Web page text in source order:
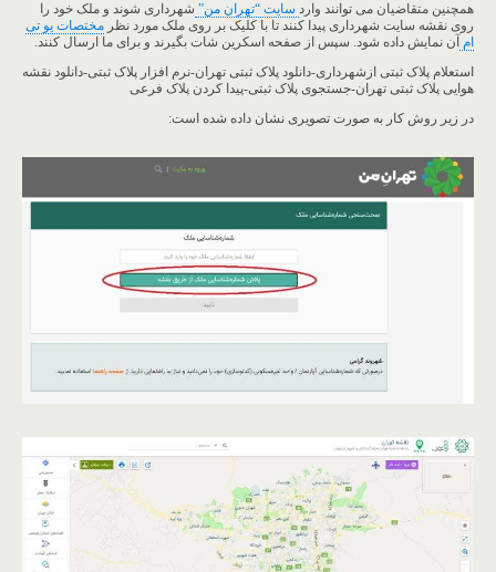
همچنین متقاضیان می توانند وارد سایت “تهران من” شهرداری شوند و ملک خود را
روی نقشه سایت شهرداری پیدا کنند تا با کلیک بر روی ملک مورد نظر مختصات یو تی
ام آن نمایش داده شود. سپس از صفحه اسکرین شات بگیرند و برای ما ارسال کنند.
استعلام پلاک ثبتی ازشهرداری-دانلود پلاک ثبتی تهران-نرم افزار پلاک ثبتی-دانلود نقشه
هوایی پلاک ثبتی تهران-جستجوی پلاک ثبتی-پیدا کردن پلاک فرعی
در زیر روش کار به صورت تصویری نشان داده شده است: